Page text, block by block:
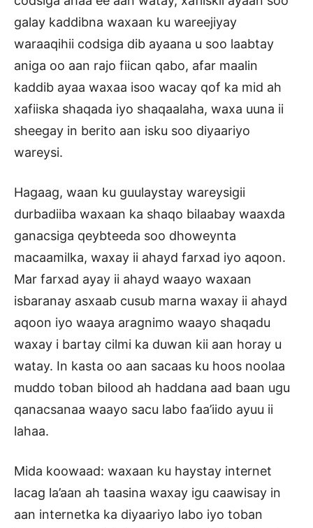
galay kaddibna waxaan ku wareejiyay
waraaqihii codsiga dib ayaana u soo laabtay
aniga oo aan rajo fiican qabo, afar maalin
kaddib ayaa waxaa isoo wacay qof ka mid ah
xafiiska shaqada iyo shaqaalaha, waxa uuna ii
sheegay in berito aan isku soo diyaariyo
wareysi.
Hagaag, waan ku guulaystay wareysigii
durbadiiba waxaan ka shaqo bilaabay waaxda
ganacsiga qeybteeda soo dhoweynta
macaamilka, waxay ii ahayd farxad iyo aqoon.
Mar farxad ayay ii ahayd waayo waxaan
isbaranay asxaab cusub marna waxay ii ahayd
aqoon iyo waaya aragnimo waayo shaqadu
waxay i bartay cilmi ka duwan kii aan horay u
watay. In kasta oo aan sacaas ku hoos noolaa
muddo toban bilood ah haddana aad baan ugu
qanacsanaa waayo sacu labo faa’iido ayuu ii
lahaa.
Mida koowaad: waxaan ku haystay internet
lacag la’aan ah taasina waxay igu caawisay in
aan internetka ka diyaariyo labo iyo toban